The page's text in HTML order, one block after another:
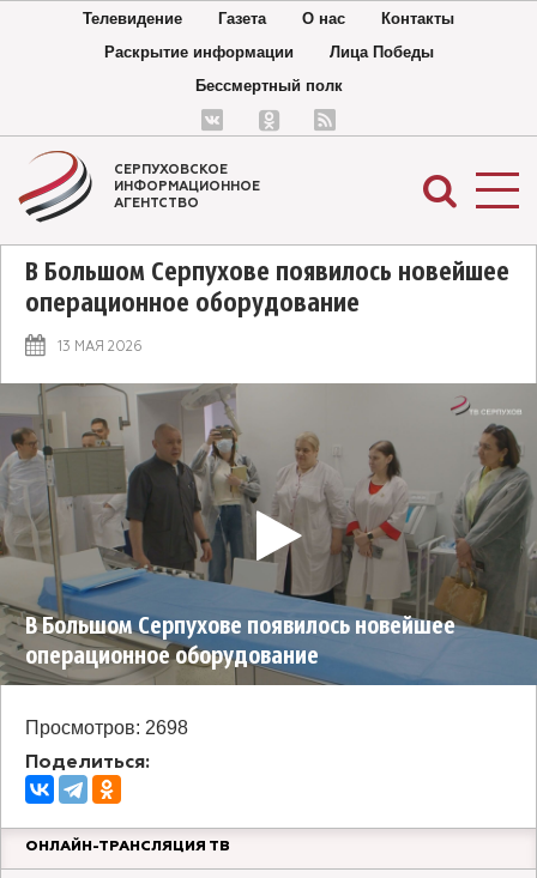
Телевидение Газета О нас
Контакты
Раскрытие информации
Лица Победы
Бессмертный полк
СЕРПУХОВСКОЕ
ИНФОРМАЦИОННОЕ
АГЕНТСТВО
В Большом Серпухове появилось новейшее
операционное оборудование
13 МАЯ 2026
В Большом Серпухове появилось новейшее
операционное оборудование
Просмотров: 2698
Поделиться:
ОНЛАЙН-ТРАНСЛЯЦИЯ ТВ